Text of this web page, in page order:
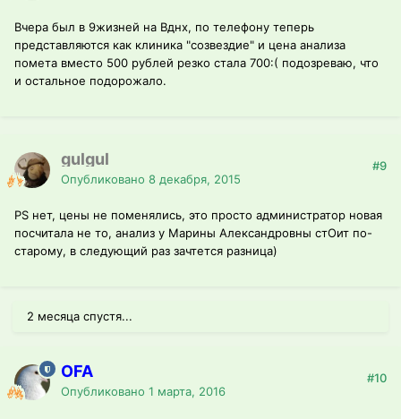
Вчера был в 9жизней на Вднх, по телефону теперь
представляются как клиника "созвездие" и цена анализа
помета вместо 500 рублей резко стала 700:( подозреваю, что
и остальное подорожало.
gulgul
Опубликовано 8 декабря, 2015
#9
PS нет, цены не поменялись, это просто администратор новая
посчитала не то, анализ у Марины Александровны стОит по-
старому, в следующий раз зачтется разница)
2 месяца спустя...
OFA
Опубликовано 1 марта, 2016
#10